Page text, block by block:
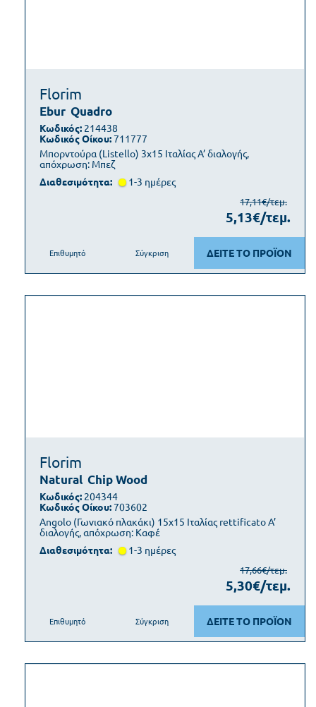
Florim
Ebur Quadro
Μπορντούρα (Listello) 3x15 Ιταλίας Α’ διαλογής,
απόχρωση: Μπεζ
Κωδικός: 214438
Κωδικός Οίκου:711777
Διαθεσιμότητα: 1-3 ημέρες
17,11€/τεμ.
5,13€/τεμ.
ΔΕΙΤΕ ΤΟ ΠΡΟΪΟΝ
Επιθυμητό Σύγκριση
Florim
Natural Chip Wood
Angolo (Γωνιακό πλακάκι) 15x15 Ιταλίας rettificato Α’
διαλογής, απόχρωση: Καφέ
Κωδικός: 204344
Κωδικός Οίκου:703602
Διαθεσιμότητα: 1-3 ημέρες
17,66€/τεμ.
5,30€/τεμ.
ΔΕΙΤΕ ΤΟ ΠΡΟΪΟΝ
Επιθυμητό Σύγκριση